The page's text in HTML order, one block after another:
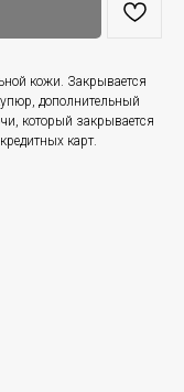
кожи. Закрывается
дополнительный
который закрывается
карт.